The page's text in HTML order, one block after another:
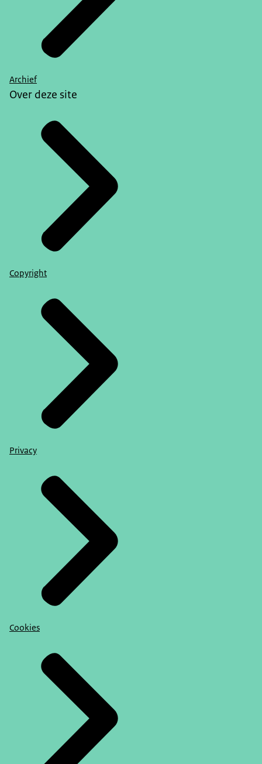
Archief
Over deze site
Copyright
Privacy
Cookies